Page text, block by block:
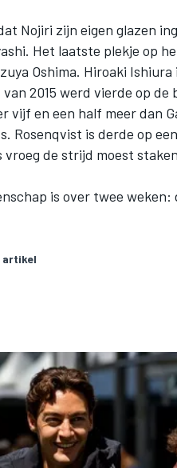
Nojiri zijn eigen glazen
Het laatste plekje op
Oshima. Hiroaki Ishiura
2015 werd vierde op de
en een half meer dan
Rosenqvist is derde op
de strijd moest
is over twee weken:
artikel